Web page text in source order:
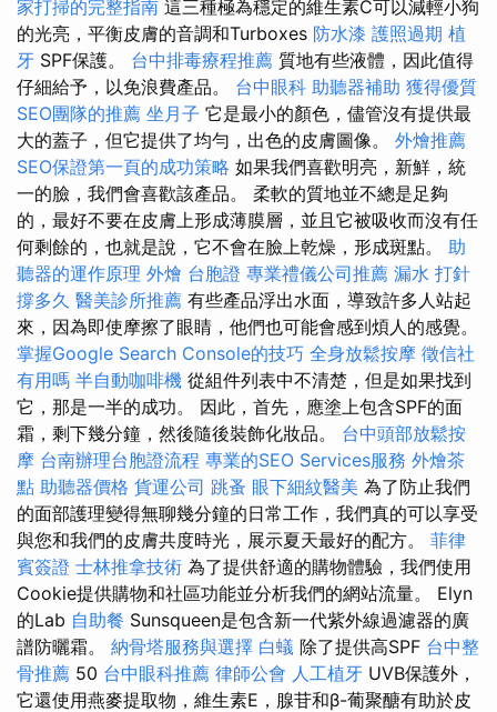
家打掃的完整指南 這三種極為穩定的維生素C可以減輕小狗
的光亮，平衡皮膚的音調和Turboxes 防水漆 護照過期 植
牙 SPF保護。 台中排毒療程推薦 質地有些液體，因此值得
仔細給予，以免浪費產品。 台中眼科 助聽器補助 獲得優質
SEO團隊的推薦 坐月子 它是最小的顏色，儘管沒有提供最
大的蓋子，但它提供了均勻，出色的皮膚圖像。 外燴推薦
SEO保證第一頁的成功策略 如果我們喜歡明亮，新鮮，統
一的臉，我們會喜歡該產品。 柔軟的質地並不總是足夠
的，最好不要在皮膚上形成薄膜層，並且它被吸收而沒有任
何剩餘的，也就是說，它不會在臉上乾燥，形成斑點。 助
聽器的運作原理 外燴 台胞證 專業禮儀公司推薦 漏水 打針
撐多久 醫美診所推薦 有些產品浮出水面，導致許多人站起
來，因為即使摩擦了眼睛，他們也可能會感到煩人的感覺。
掌握Google Search Console的技巧 全身放鬆按摩 徵信社
有用嗎 半自動咖啡機 從組件列表中不清楚，但是如果找到
它，那是一半的成功。 因此，首先，應塗上包含SPF的面
霜，剩下幾分鐘，然後隨後裝飾化妝品。 台中頭部放鬆按
摩 台南辦理台胞證流程 專業的SEO Services服務 外燴茶
點 助聽器價格 貨運公司 跳蚤 眼下細紋醫美 為了防止我們
的面部護理變得無聊幾分鐘的日常工作，我們真的可以享受
與您和我們的皮膚共度時光，展示夏天最好的配方。 菲律
賓簽證 士林推拿技術 為了提供舒適的購物體驗，我們使用
Cookie提供購物和社區功能並分析我們的網站流量。 Elyn
的Lab 自助餐 Sunsqueen是包含新一代紫外線過濾器的廣
譜防曬霜。 納骨塔服務與選擇 白蟻 除了提供高SPF 台中整
骨推薦 50 台中眼科推薦 律師公會 人工植牙 UVB保護外，
它還使用燕麥提取物，維生素E，腺苷和β-葡聚醣有助於皮